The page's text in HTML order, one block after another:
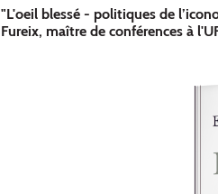
"L'oeil blessé - politiques de
Fureix, maître de conférences à